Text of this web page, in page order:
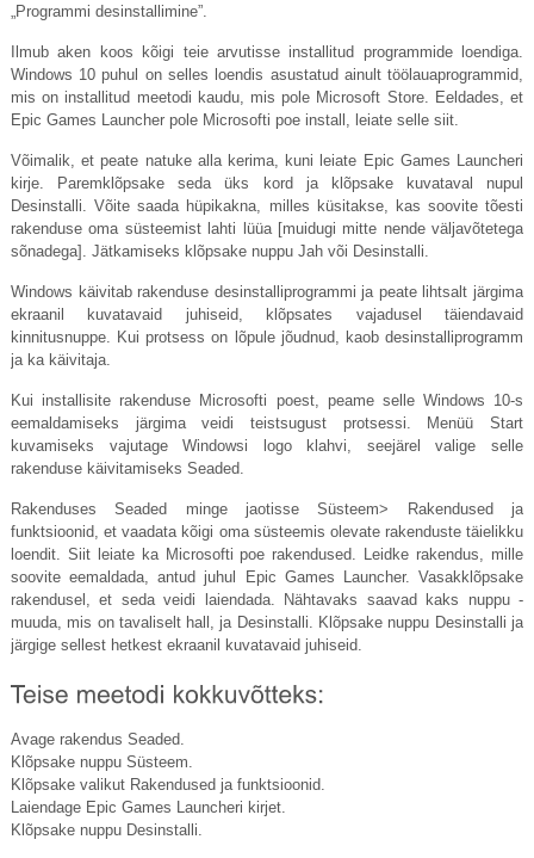
„Programmi desinstallimine”.
Ilmub aken koos kõigi teie arvutisse installitud programmide loendiga.
Windows 10 puhul on selles loendis asustatud ainult töölauaprogrammid,
mis on installitud meetodi kaudu, mis pole Microsoft Store. Eeldades, et
Epic Games Launcher pole Microsofti poe install, leiate selle siit.
Võimalik, et peate natuke alla kerima, kuni leiate Epic Games Launcheri
kirje. Paremklõpsake seda üks kord ja klõpsake kuvataval nupul
Desinstalli. Võite saada hüpikakna, milles küsitakse, kas soovite tõesti
rakenduse oma süsteemist lahti lüüa [muidugi mitte nende väljavõtetega
sõnadega]. Jätkamiseks klõpsake nuppu Jah või Desinstalli.
Windows käivitab rakenduse desinstalliprogrammi ja peate lihtsalt järgima
ekraanil kuvatavaid juhiseid, klõpsates vajadusel täiendavaid
kinnitusnuppe. Kui protsess on lõpule jõudnud, kaob desinstalliprogramm
ja ka käivitaja.
Kui installisite rakenduse Microsofti poest, peame selle Windows 10-s
eemaldamiseks järgima veidi teistsugust protsessi. Menüü Start
kuvamiseks vajutage Windowsi logo klahvi, seejärel valige selle
rakenduse käivitamiseks Seaded.
Rakenduses Seaded minge jaotisse Süsteem> Rakendused ja
funktsioonid, et vaadata kõigi oma süsteemis olevate rakenduste täielikku
loendit. Siit leiate ka Microsofti poe rakendused. Leidke rakendus, mille
soovite eemaldada, antud juhul Epic Games Launcher. Vasakklõpsake
rakendusel, et seda veidi laiendada. Nähtavaks saavad kaks nuppu -
muuda, mis on tavaliselt hall, ja Desinstalli. Klõpsake nuppu Desinstalli ja
järgige sellest hetkest ekraanil kuvatavaid juhiseid.
Avage rakendus Seaded.
Klõpsake nuppu Süsteem.
Klõpsake valikut Rakendused ja funktsioonid.
Laiendage Epic Games Launcheri kirjet.
Klõpsake nuppu Desinstalli.